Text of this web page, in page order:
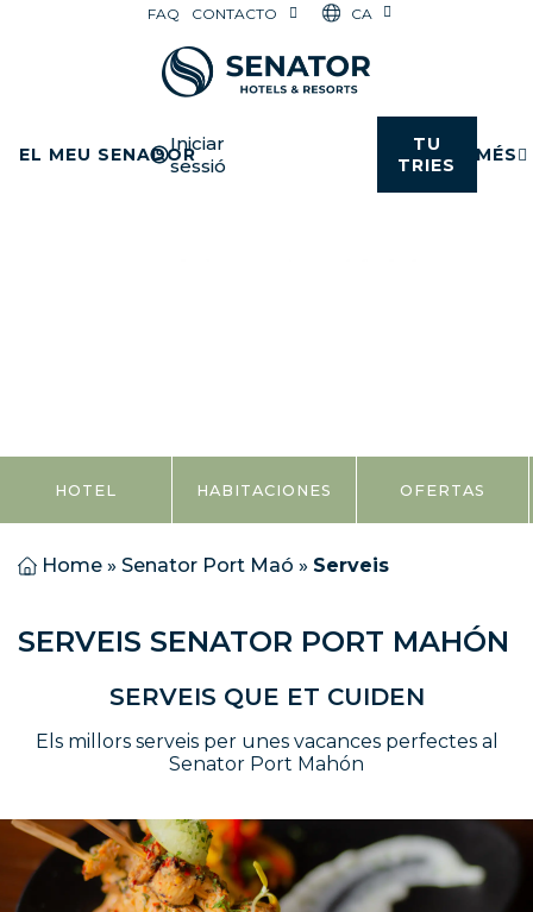
FAQ CONTACTO CA
EL MEU SENADORIniciar
sessió
TU
TRIES
MÉS
HOTEL HABITACIONES OFERTAS
Home » Senator Port Maó » Serveis
SERVEIS SENATOR PORT MAHÓN
SERVEIS QUE ET CUIDEN
Els millors serveis per unes vacances perfectes al
Senator Port Mahón